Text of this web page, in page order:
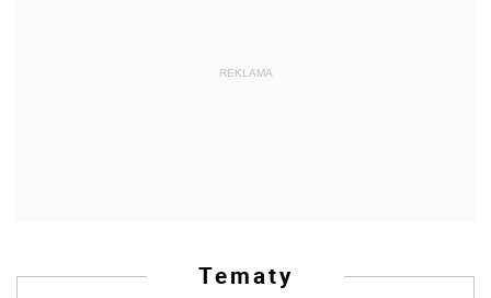
REKLAMA
Tematy